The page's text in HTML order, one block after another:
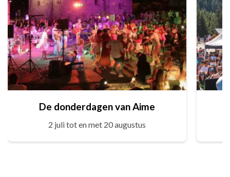
De donderdagen van Aime
2 juli tot en met 20 augustus